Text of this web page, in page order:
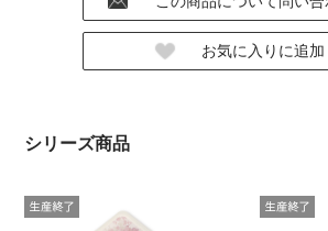
シリーズ商品